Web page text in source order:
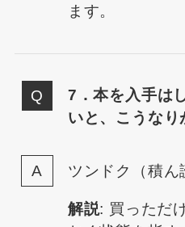
ます。
7．本を入手は
いと、こうなり
ツンドク（積ん
解説: 買っただ